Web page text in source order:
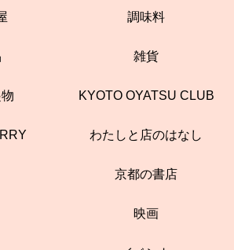
調味料
雑貨
KYOTO OYATSU CLUB
わたしと店のはなし
京都の書店
映画